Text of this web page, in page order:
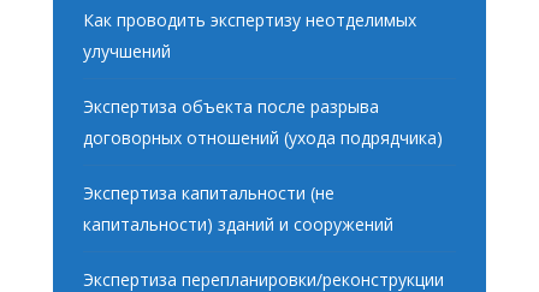
Как проводить экспертизу неотделимых
улучшений
Экспертиза объекта после разрыва
договорных отношений (ухода подрядчика)
Экспертиза капитальности (не
капитальности) зданий и сооружений
Экспертиза перепланировки/реконструкции